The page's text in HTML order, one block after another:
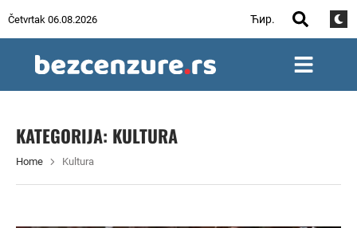
Četvrtak 06.08.2026 Ћир.
KATEGORIJA: KULTURA
Home Kultura